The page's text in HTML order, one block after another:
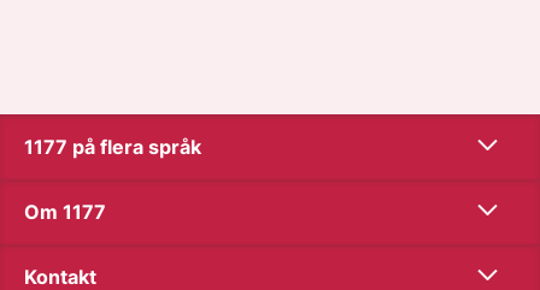
1177 på flera språk Visa
Om 1177 Visa
Kontakt Visa